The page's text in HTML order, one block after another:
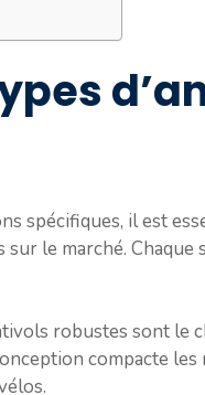
spécifiques, il est
le marché. Chaque
robustes sont le
compacte